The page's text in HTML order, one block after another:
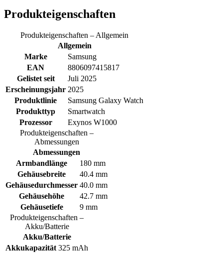
Produkteigenschaften
Produkteigenschaften – Allgemein
Allgemein
Marke
Samsung
EAN
8806097415817
Gelistet seit
Juli 2025
Erscheinungsjahr 2025
Produktlinie
Samsung Galaxy Watch
Produkttyp
Smartwatch
Prozessor
Exynos W1000
Produkteigenschaften –
Abmessungen
Abmessungen
Armbandlänge
180 mm
Gehäusebreite
40.4 mm
Gehäusedurchmesser 40.0 mm
Gehäusehöhe
42.7 mm
Gehäusetiefe
9 mm
Produkteigenschaften –
Akku/Batterie
Akku/Batterie
Akkukapazität 325 mAh